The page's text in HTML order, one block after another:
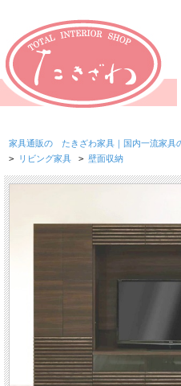
家具通販の たきざわ家具｜国内一流家具
> リビング家具 > 壁面収納